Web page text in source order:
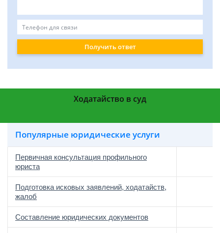
Получить ответ
Ходатайство в суд
Популярные юридические услуги
Первичная консультация профильного
юриста
Подготовка исковых заявлений, ходатайств,
жалоб
Составление юридических документов